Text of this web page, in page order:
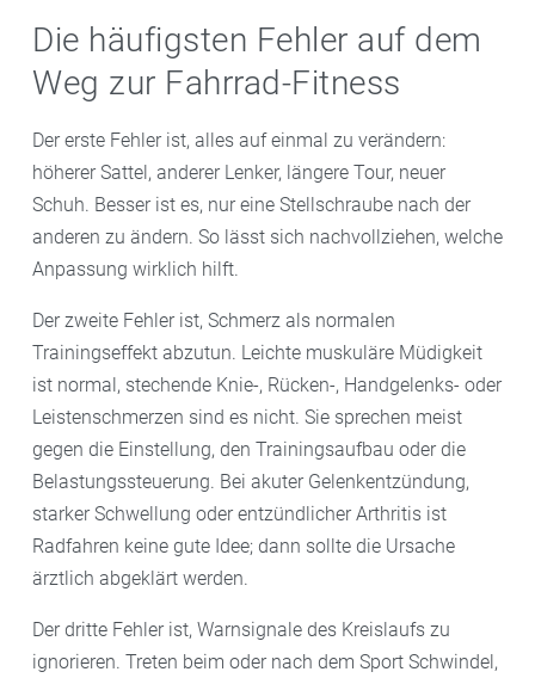
Die häufigsten Fehler auf dem
Weg zur Fahrrad-Fitness
Der erste Fehler ist, alles auf einmal zu verändern:
höherer Sattel, anderer Lenker, längere Tour, neuer
Schuh. Besser ist es, nur eine Stellschraube nach der
anderen zu ändern. So lässt sich nachvollziehen, welche
Anpassung wirklich hilft.
Der zweite Fehler ist, Schmerz als normalen
Trainingseffekt abzutun. Leichte muskuläre Müdigkeit
ist normal, stechende Knie-, Rücken-, Handgelenks- oder
Leistenschmerzen sind es nicht. Sie sprechen meist
gegen die Einstellung, den Trainingsaufbau oder die
Belastungssteuerung. Bei akuter Gelenkentzündung,
starker Schwellung oder entzündlicher Arthritis ist
Radfahren keine gute Idee; dann sollte die Ursache
ärztlich abgeklärt werden.
Der dritte Fehler ist, Warnsignale des Kreislaufs zu
ignorieren. Treten beim oder nach dem Sport Schwindel,